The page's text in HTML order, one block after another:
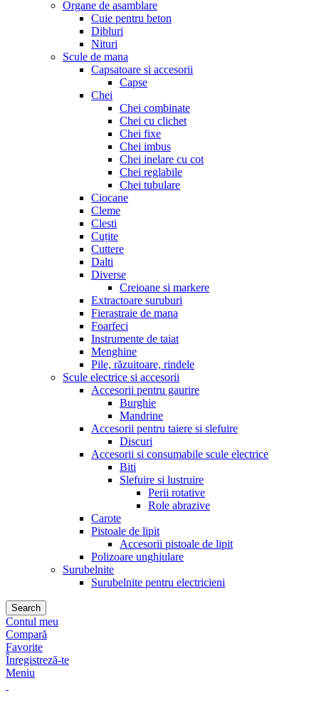
Organe de asamblare
Cuie pentru beton
Dibluri
Nituri
Scule de mana
Capsatoare si accesorii
Capse
Chei
Chei combinate
Chei cu clichet
Chei fixe
Chei imbus
Chei inelare cu cot
Chei reglabile
Chei tubulare
Ciocane
Cleme
Clesti
Cuțite
Cuttere
Dalti
Diverse
Creioane si markere
Extractoare suruburi
Fierastraie de mana
Foarfeci
Instrumente de taiat
Menghine
Pile, răzuitoare, rindele
Scule electrice si accesorii
Accesorii pentru gaurire
Burghie
Mandrine
Accesorii pentru taiere si slefuire
Discuri
Accesorii si consumabile scule electrice
Biti
Slefuire si lustruire
Perii rotative
Role abrazive
Carote
Pistoale de lipit
Accesorii pistoale de lipit
Polizoare unghiulare
Surubelnite
Surubelnite pentru electricieni
Search
Contul meu
Compară
Favorite
Înregistreză-te
Meniu